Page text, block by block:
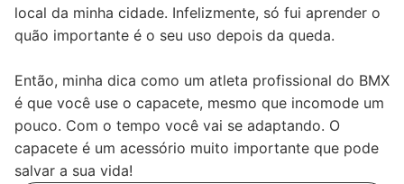
local da minha cidade. Infelizmente, só fui aprender o
quão importante é o seu uso depois da queda.
Então, minha dica como um atleta profissional do BMX
é que você use o capacete, mesmo que incomode um
pouco. Com o tempo você vai se adaptando. O
capacete é um acessório muito importante que pode
salvar a sua vida!